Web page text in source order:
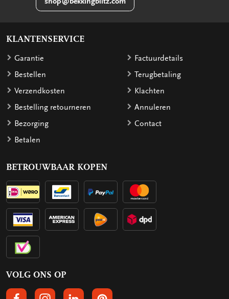
KLANTENSERVICE
Garantie
Bestellen
Verzendkosten
Bestelling retourneren
Bezorging
Betalen
Factuurdetails
Terugbetaling
Klachten
Annuleren
Contact
BETROUWBAAR KOPEN
VOLG ONS OP